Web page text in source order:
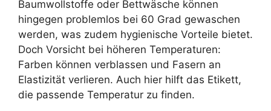
Baumwollstoffe oder Bettwäsche können
hingegen problemlos bei 60 Grad gewaschen
werden, was zudem hygienische Vorteile bietet.
Doch Vorsicht bei höheren Temperaturen:
Farben können verblassen und Fasern an
Elastizität verlieren. Auch hier hilft das Etikett,
die passende Temperatur zu finden.